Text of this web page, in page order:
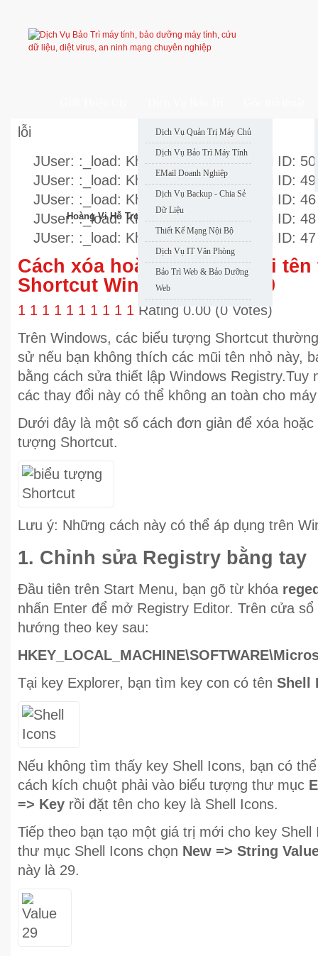
Dịch Vụ Quản Trị Máy Chủ
Dịch Vụ Bảo Trì Máy Tính
EMail Doanh Nghiệp
Dịch Vụ Backup - Chia Sẻ
Dữ Liệu
Thiết Kế Mạng Nội Bộ
Dịch Vụ IT Văn Phòng
Bảo Trì Web & Bảo Dưỡng
Web
lỗi
JUser: :_load: Không thể nạp user với ID: 50
JUser: :_load: Không thể nạp user với ID: 49
JUser: :_load: Không thể nạp user với ID: 46
JUser: :_load: Không thể nạp user với ID: 48
JUser: :_load: Không thể nạp user với ID: 47
Cách xóa hoặc thay đổi mũi
Shortcut Windows 7,8 và 10
1 1 1 1 1 1 1 1 1 1 Rating 0.00 (0 Votes)
Trên Windows, các biểu tượng Shortcut
sử nếu bạn không thích các mũi tên nhỏ này,
bằng cách sửa thiết lập Windows Registry.Tuy
các thay đổi này có thể không an toàn cho
Dưới đây là một số cách đơn giản để xóa
tượng Shortcut.
Lưu ý: Những cách này có thể áp dụng trên
1. Chỉnh sửa Registry bằng tay
Đầu tiên trên Start Menu, bạn gõ từ khóa
nhấn Enter để mở Registry Editor. Trên cửa
hướng theo key sau:
Tại key Explorer, bạn tìm key con có tên Shell
Nếu không tìm thấy key Shell Icons, bạn có
cách kích chuột phải vào biểu tượng thư mục
=> Key rồi đặt tên cho key là Shell Icons.
Tiếp theo bạn tạo một giá trị mới cho key
thư mục Shell Icons chọn New => String
này là 29.
Hoàng Vi Hỗ Trợ Nhanh